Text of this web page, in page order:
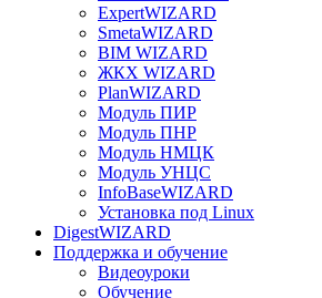
ExpertWIZARD
SmetaWIZARD
BIM WIZARD
ЖКХ WIZARD
PlanWIZARD
Модуль ПИР
Модуль ПНР
Модуль НМЦК
Модуль УНЦС
InfoBaseWIZARD
Установка под Linux
DigestWIZARD
Поддержка и обучение
Видеоуроки
Обучение